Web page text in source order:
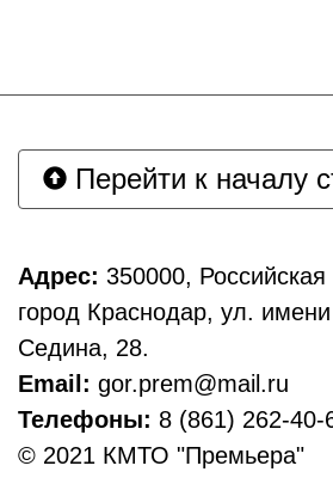
Перейти к началу
Адрес: 350000,
город Краснодар, ул.
Седина, 28.
Email: gor.prem@mail.ru
Телефоны: 8 (861) 262-40-
© 2021 КМТО "Премьера"